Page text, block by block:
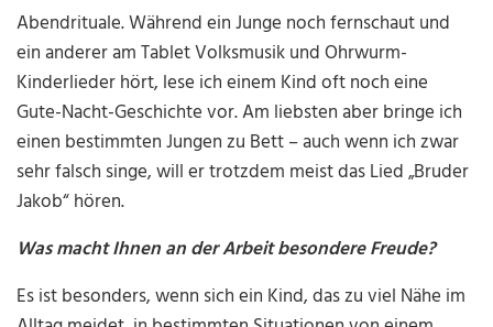
Abendrituale. Während ein Junge noch fernschaut und
ein anderer am Tablet Volksmusik und Ohrwurm-
Kinderlieder hört, lese ich einem Kind oft noch eine
Gute-Nacht-Geschichte vor. Am liebsten aber bringe ich
einen bestimmten Jungen zu Bett – auch wenn ich zwar
sehr falsch singe, will er trotzdem meist das Lied „Bruder
Jakob“ hören.
Was macht Ihnen an der Arbeit besondere Freude?
Es ist besonders, wenn sich ein Kind, das zu viel Nähe im